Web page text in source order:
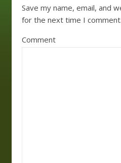
Save my name, email, and
for the next time I comment.
Comment